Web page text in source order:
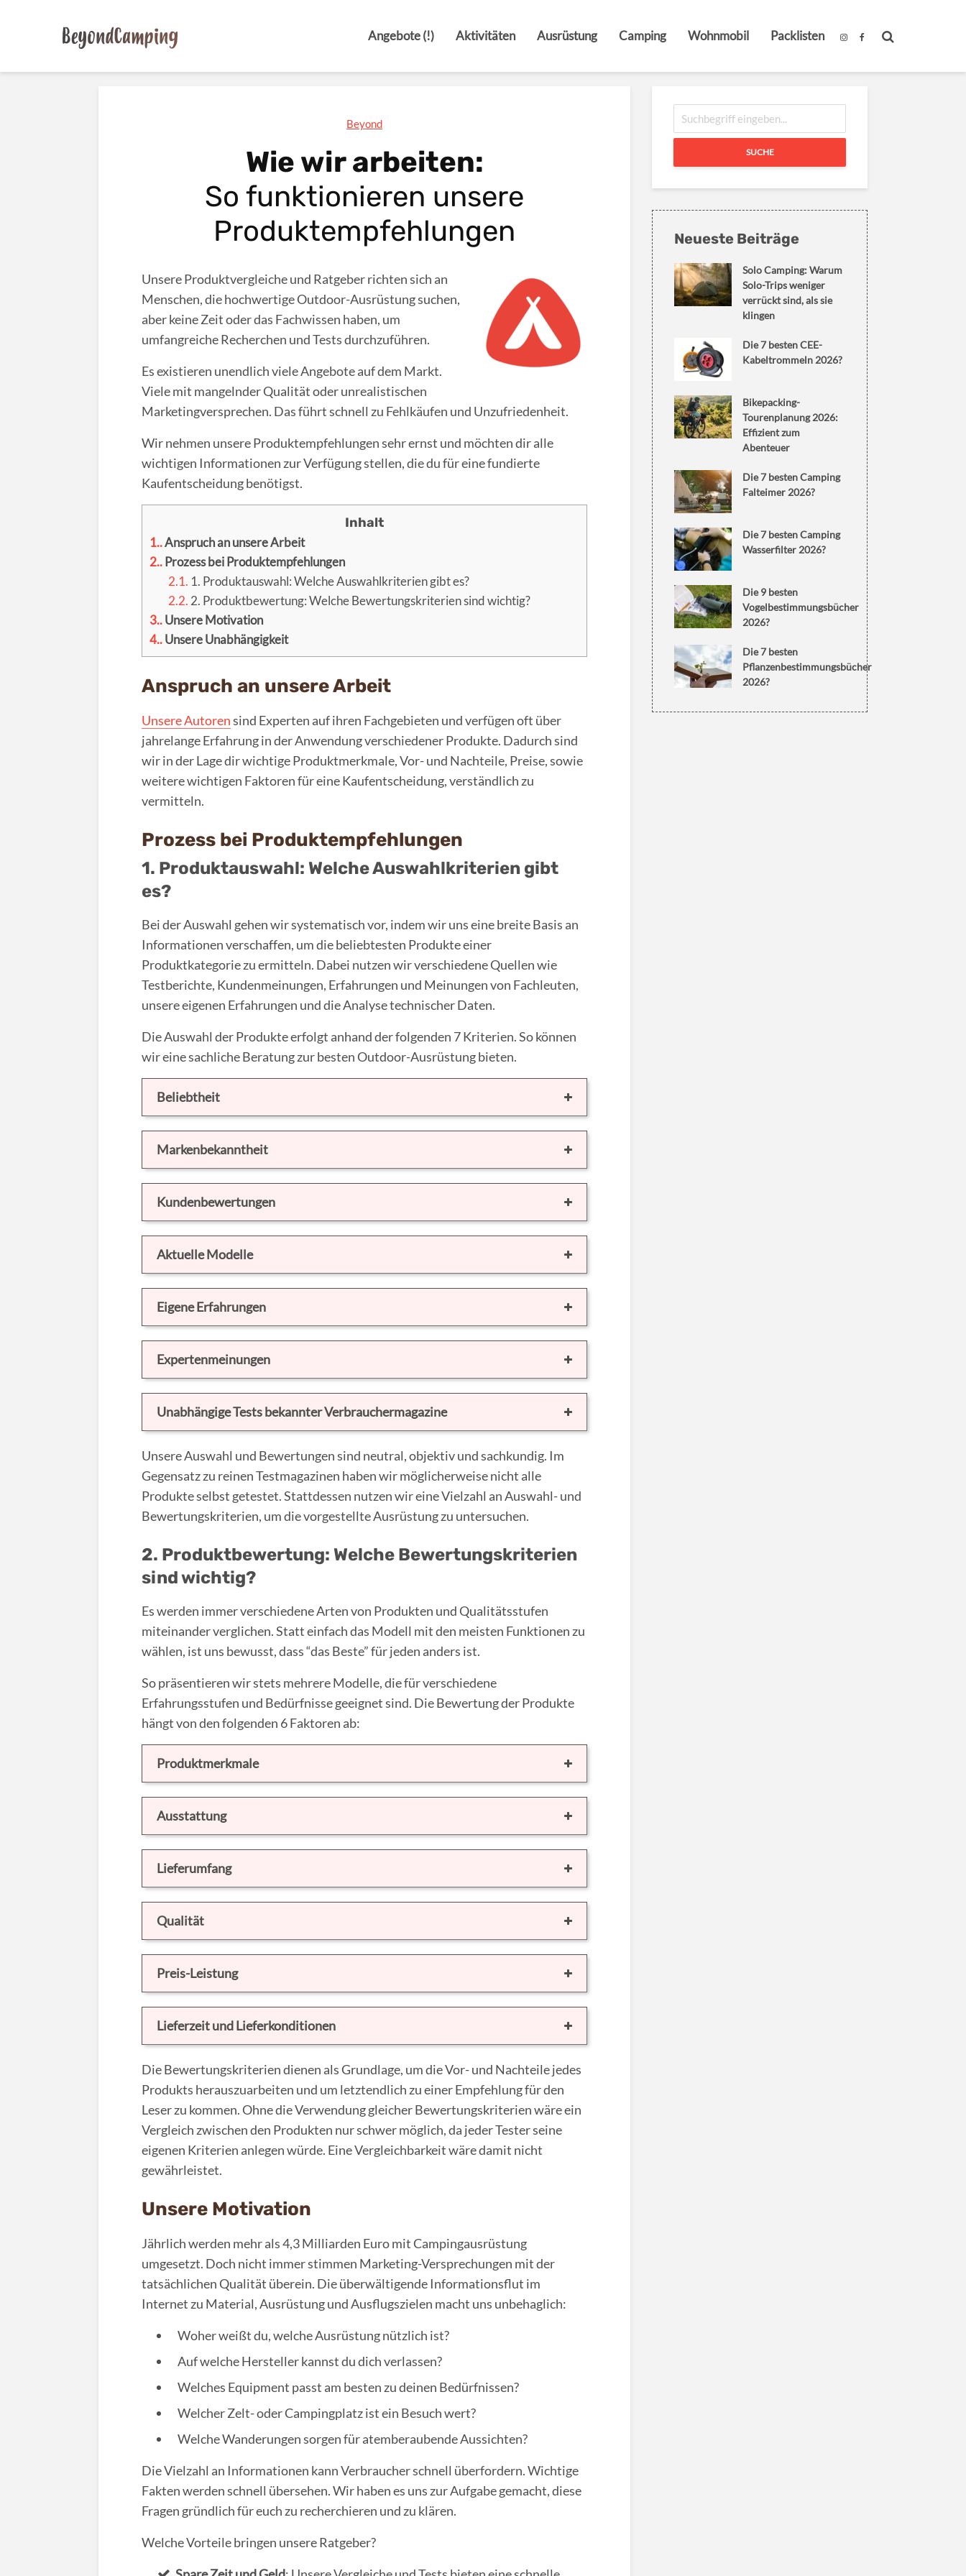
Angebote (!) Aktivitäten Ausrüstung Camping Wohnmobil Packlisten
Beyond
Wie wir arbeiten:
So funktionieren unsere
Produktempfehlungen
Unsere Produktvergleiche und Ratgeber richten sich an
Menschen, die hochwertige Outdoor-Ausrüstung suchen,
aber keine Zeit oder das Fachwissen haben, um
umfangreiche Recherchen und Tests durchzuführen.
Es existieren unendlich viele Angebote auf dem Markt.
Viele mit mangelnder Qualität oder unrealistischen
Marketingversprechen. Das führt schnell zu Fehlkäufen und Unzufriedenheit.
Wir nehmen unsere Produktempfehlungen sehr ernst und möchten dir alle
wichtigen Informationen zur Verfügung stellen, die du für eine fundierte
Kaufentscheidung benötigst.
1. Anspruch an unsere Arbeit
2. Prozess bei Produktempfehlungen
2.1. 1. Produktauswahl: Welche Auswahlkriterien gibt es?
2.2. 2. Produktbewertung: Welche Bewertungskriterien sind wichtig?
3. Unsere Motivation
4. Unsere Unabhängigkeit
Anspruch an unsere Arbeit
Unsere Autorensind Experten auf ihren Fachgebieten und verfügen oft über
jahrelange Erfahrung in der Anwendung verschiedener Produkte. Dadurch sind
wir in der Lage dir wichtige Produktmerkmale, Vor- und Nachteile, Preise, sowie
weitere wichtigen Faktoren für eine Kaufentscheidung, verständlich zu
vermitteln.
Prozess bei Produktempfehlungen
1. Produktauswahl: Welche Auswahlkriterien gibt
es?
Bei der Auswahl gehen wir systematisch vor, indem wir uns eine breite Basis an
Informationen verschaffen, um die beliebtesten Produkte einer
Produktkategorie zu ermitteln. Dabei nutzen wir verschiedene Quellen wie
Testberichte, Kundenmeinungen, Erfahrungen und Meinungen von Fachleuten,
unsere eigenen Erfahrungen und die Analyse technischer Daten.
Die Auswahl der Produkte erfolgt anhand der folgenden 7 Kriterien. So können
wir eine sachliche Beratung zur besten Outdoor-Ausrüstung bieten.
Beliebtheit
Markenbekanntheit
Kundenbewertungen
Aktuelle Modelle
Eigene Erfahrungen
Expertenmeinungen
Unabhängige Tests bekannter Verbrauchermagazine
Unsere Auswahl und Bewertungen sind neutral, objektiv und sachkundig. Im
Gegensatz zu reinen Testmagazinen haben wir möglicherweise nicht alle
Produkte selbst getestet. Stattdessen nutzen wir eine Vielzahl an Auswahl- und
Bewertungskriterien, um die vorgestellte Ausrüstung zu untersuchen.
2. Produktbewertung: Welche Bewertungskriterien
sind wichtig?
Es werden immer verschiedene Arten von Produkten und Qualitätsstufen
miteinander verglichen. Statt einfach das Modell mit den meisten Funktionen zu
wählen, ist uns bewusst, dass “das Beste” für jeden anders ist.
So präsentieren wir stets mehrere Modelle, die für verschiedene
Erfahrungsstufen und Bedürfnisse geeignet sind. Die Bewertung der Produkte
hängt von den folgenden 6 Faktoren ab:
Produktmerkmale
Ausstattung
Lieferumfang
Qualität
Preis-Leistung
Lieferzeit und Lieferkonditionen
Die Bewertungskriterien dienen als Grundlage, um die Vor- und Nachteile jedes
Produkts herauszuarbeiten und um letztendlich zu einer Empfehlung für den
Leser zu kommen. Ohne die Verwendung gleicher Bewertungskriterien wäre ein
Vergleich zwischen den Produkten nur schwer möglich, da jeder Tester seine
eigenen Kriterien anlegen würde. Eine Vergleichbarkeit wäre damit nicht
gewährleistet.
Unsere Motivation
Jährlich werden mehr als 4,3 Milliarden Euro mit Campingausrüstung
umgesetzt. Doch nicht immer stimmen Marketing-Versprechungen mit der
tatsächlichen Qualität überein. Die überwältigende Informationsflut im
Internet zu Material, Ausrüstung und Ausflugszielen macht uns unbehaglich:
Woher weißt du, welche Ausrüstung nützlich ist?
Auf welche Hersteller kannst du dich verlassen?
Welches Equipment passt am besten zu deinen Bedürfnissen?
Welcher Zelt- oder Campingplatz ist ein Besuch wert?
Welche Wanderungen sorgen für atemberaubende Aussichten?
Die Vielzahl an Informationen kann Verbraucher schnell überfordern. Wichtige
Fakten werden schnell übersehen. Wir haben es uns zur Aufgabe gemacht, diese
Fragen gründlich für euch zu recherchieren und zu klären.
Welche Vorteile bringen unsere Ratgeber?
SUCHE
Neueste Beiträge
Solo Camping: Warum
Solo-Trips weniger
verrückt sind, als sie
klingen
Die 7 besten CEE-
Kabeltrommeln 2026?
Bikepacking-
Tourenplanung 2026:
Effizient zum
Abenteuer
Die 7 besten Camping
Falteimer 2026?
Die 7 besten Camping
Wasserfilter 2026?
Die 9 besten
Vogelbestimmungsbücher
2026?
Die 7 besten
Pflanzenbestimmungsbücher
2026?